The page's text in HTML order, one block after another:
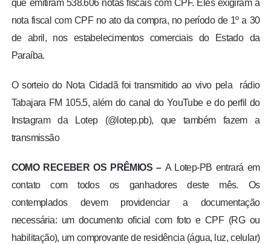
que emitiram 538.606 notas fiscais com CPF. Eles exigiram a
nota fiscal com CPF no ato da compra, no período de 1º a 30
de abril, nos estabelecimentos comerciais do Estado da
Paraíba.
O sorteio do Nota Cidadã foi transmitido ao vivo pela rádio
Tabajara FM 105.5, além do canal do YouTube e do perfil do
Instagram da Lotep (@lotep.pb), que também fazem a
transmissão
COMO RECEBER OS PRÊMIOS –A Lotep-PB entrará em
contato com todos os ganhadores deste mês. Os
contemplados devem providenciar a documentação
necessária: um documento oficial com foto e CPF (RG ou
habilitação), um comprovante de residência (água, luz, celular)